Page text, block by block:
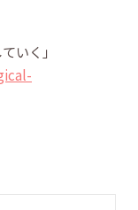
いく」